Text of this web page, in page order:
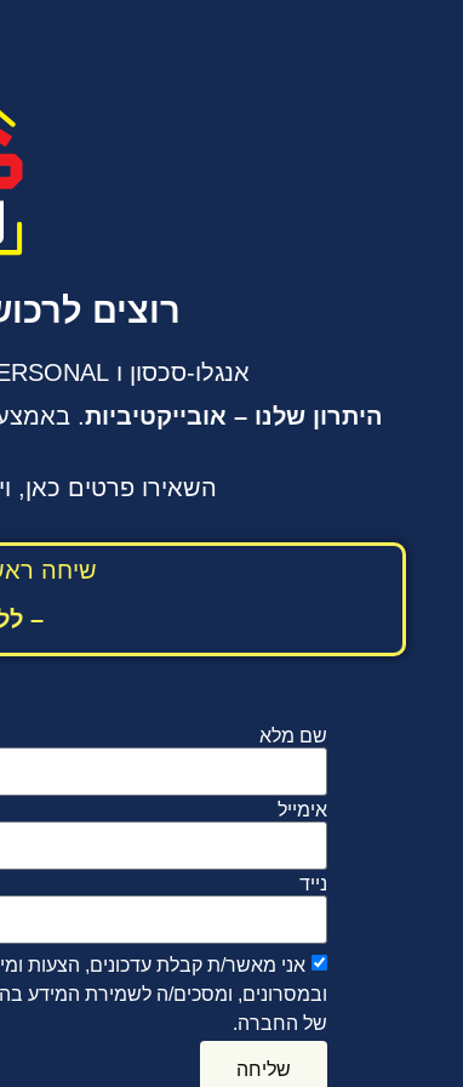
רוצים
אנגלו-סכסון ו PERSONAL יתנו לכם את פתרונות המימון הטובים ביותר!
היתרון שלנו – אובייקטיביות.
השאירו פרטים כאן,
שיחה
–
שם מלא
אימייל
נייד
אני מאשר/ת קבלת עדכונים, הצעות
ובמסרונים, ומסכים/ה לשמירת המידע
של החברה.
שליחה